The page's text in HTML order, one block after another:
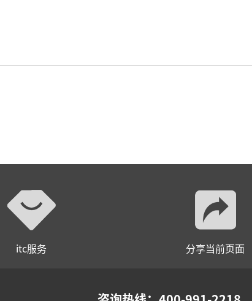
itc服务 分享当前页面